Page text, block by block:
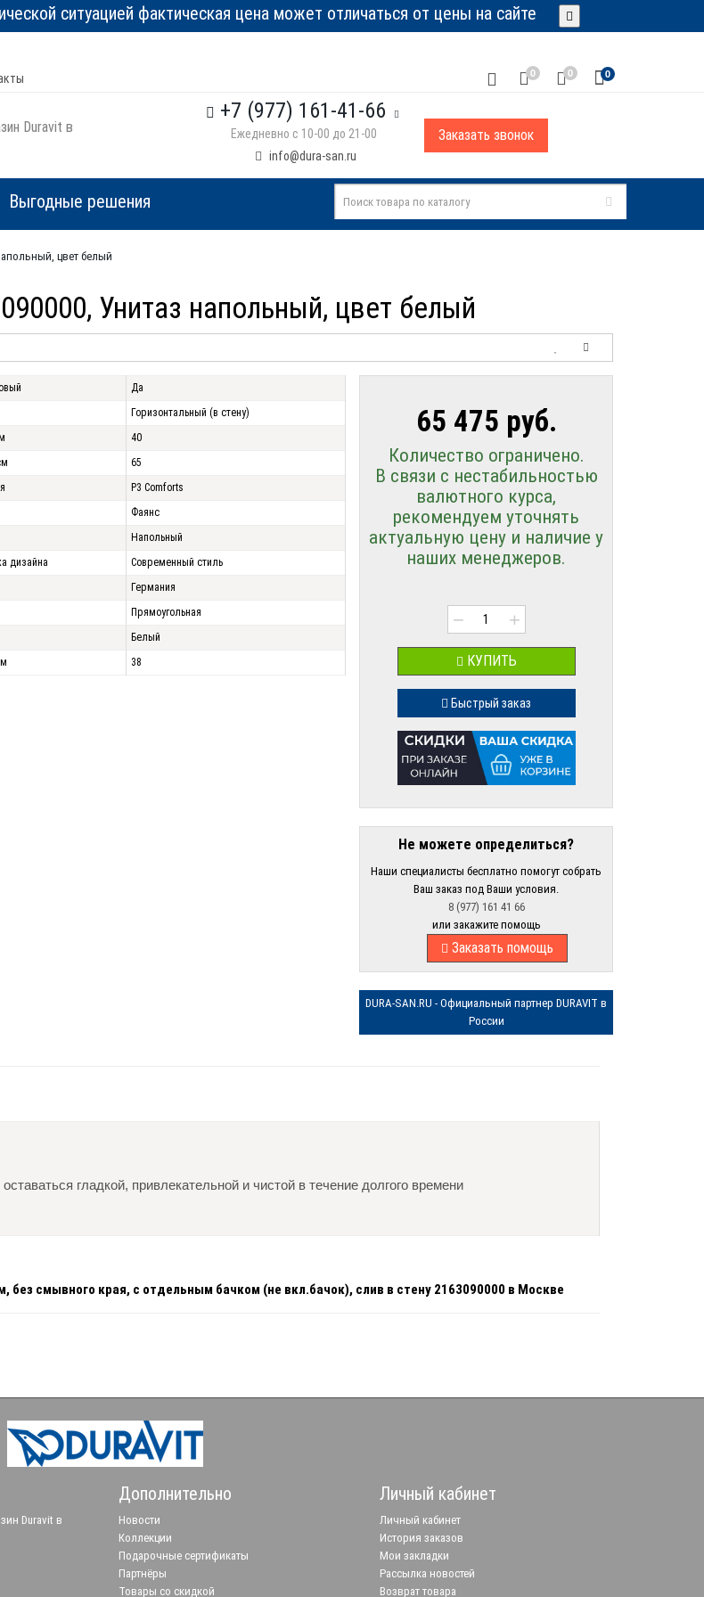
ситуацией фактическая цена может отличаться от цены на сайте
0 0 0
Duravit в
+7 (977) 161-41-66
Ежедневно с 10-00 до 21-00
info@dura-san.ru
Заказать звонок
Выгодные решения
цвет белый
Унитаз напольный, цвет белый
Да
Горизонтальный (в стену)
40
65
P3 Comforts
Фаянс
Напольный
дизайна
Современный стиль
Германия
Прямоугольная
Белый
38
65 475 руб.
Количество ограничено.
В связи с нестабильностью
валютного курса,
рекомендуем уточнять
актуальную цену и наличие у
наших менеджеров.
− +
КУПИТЬ
Быстрый заказ
Не можете определиться?
Наши специалисты бесплатно помогут собрать
Ваш заказ под Ваши условия.
8 (977) 161 41 66
или закажите помощь
Заказать помощь
DURA-SAN.RU - Официальный партнер DURAVIT в
России
гладкой, привлекательной и чистой в течение долгого времени
смывного края, с отдельным бачком (не вкл.бачок), слив в стену 2163090000 в Москве
Duravit в
Дополнительно
Новости
Коллекции
Подарочные сертификаты
Партнёры
Товары со скидкой
Личный кабинет
Личный кабинет
История заказов
Мои закладки
Рассылка новостей
Возврат товара